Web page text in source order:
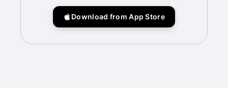
Download from App Store